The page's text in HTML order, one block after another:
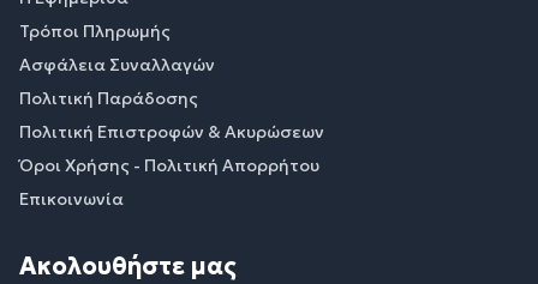
Τρόποι Πληρωμής
Ασφάλεια Συναλλαγών
Πολιτική Παράδοσης
Πολιτική Επιστροφών & Ακυρώσεων
Όροι Χρήσης - Πολιτική Απορρήτου
Επικοινωνία
Ακολουθήστε μας